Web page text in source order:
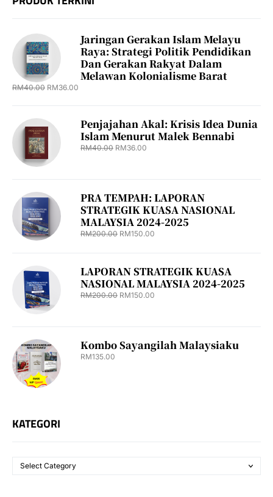
Jaringan Gerakan Islam Melayu
Raya: Strategi Politik Pendidikan
Dan Gerakan Rakyat Dalam
Melawan Kolonialisme Barat
RM40.00 RM36.00
Penjajahan Akal: Krisis Idea Dunia
Islam Menurut Malek Bennabi
RM40.00 RM36.00
PRA TEMPAH: LAPORAN
STRATEGIK KUASA NASIONAL
MALAYSIA 2024-2025
RM200.00 RM150.00
LAPORAN STRATEGIK KUASA
NASIONAL MALAYSIA 2024-2025
RM200.00 RM150.00
Kombo Sayangilah Malaysiaku
RM135.00
KATEGORI